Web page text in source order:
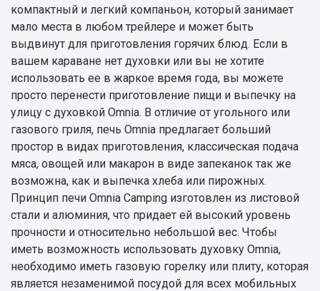
компактный и легкий компаньон, который занимает
мало места в любом трейлере и может быть
выдвинут для приготовления горячих блюд. Если в
вашем караване нет духовки или вы не хотите
использовать ее в жаркое время года, вы можете
просто перенести приготовление пищи и выпечку на
улицу с духовкой Omnia. В отличие от угольного или
газового гриля, печь Omnia предлагает больший
простор в видах приготовления, классическая подача
мяса, овощей или макарон в виде запеканок так же
возможна, как и выпечка хлеба или пирожных.
Принцип печи Omnia Camping изготовлен из листовой
стали и алюминия, что придает ей высокий уровень
прочности и относительно небольшой вес. Чтобы
иметь возможность использовать духовку Omnia,
необходимо иметь газовую горелку или плиту, которая
является незаменимой посудой для всех мобильных